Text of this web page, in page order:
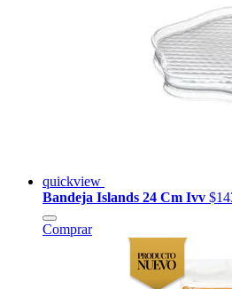
quickview
Bandeja Islands 24 Cm Ivv
Comprar